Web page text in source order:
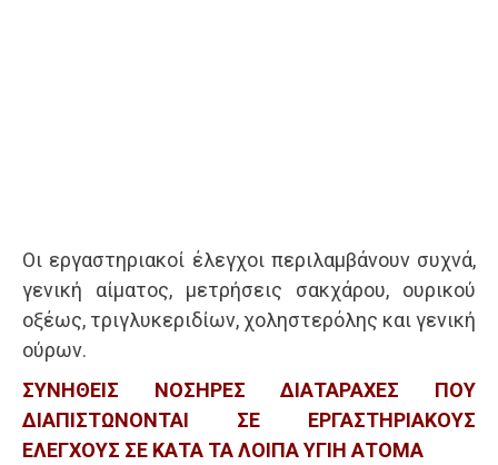
Οι εργαστηριακοί έλεγχοι περιλαμβάνουν συχνά,
γενική αίματος, μετρήσεις σακχάρου, ουρικού
οξέως, τριγλυκεριδίων, χοληστερόλης και γενική
ούρων.
ΣΥΝΗΘΕΙΣ ΝΟΣΗΡΕΣ ΔΙΑΤΑΡΑΧΕΣ ΠΟΥ
ΔΙΑΠΙΣΤΩΝΟΝΤΑΙ ΣΕ ΕΡΓΑΣΤΗΡΙΑΚΟΥΣ
ΕΛΕΓΧΟΥΣ ΣΕ ΚΑΤΑ ΤΑ ΛΟΙΠΑ ΥΓΙΗ ΑΤΟΜΑ